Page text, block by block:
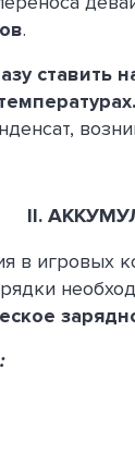
.
ставить
II.
в игровых